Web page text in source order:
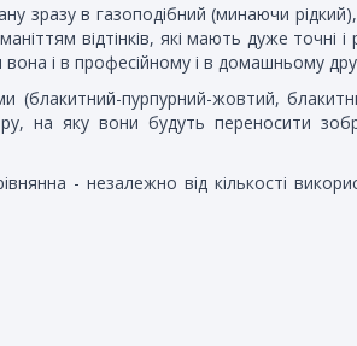
зразу в газоподібний (минаючи
відтінків, які мають дуже точні і
і в професійному і в домашньому
(блакитний-пурпурний-жовтий,
на яку вони будуть переносити
- незалежно від кількості